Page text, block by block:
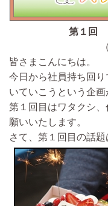
第１回
皆さまこんにちは。
今日から社員持ち回
いていこうという企画
第１回目はワタクシ
願いいたします。
さて、第１回目の話題